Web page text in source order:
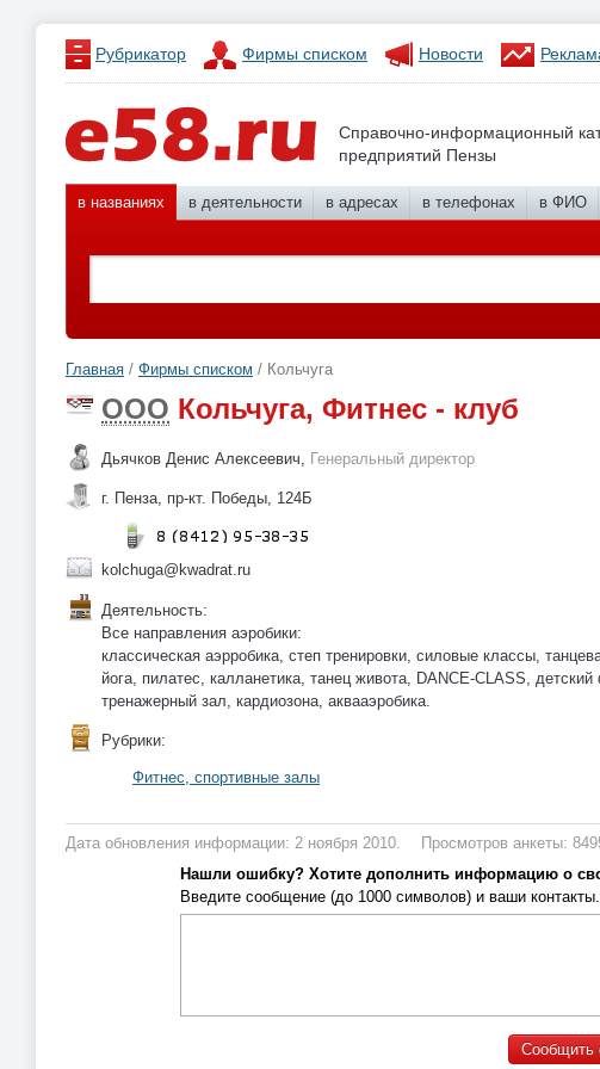
Рубрикатор Фирмы списком Новости
Справочно-информационный
предприятий Пензы
в названиях в деятельности в адресах в телефонах в ФИО
Главная / Фирмы списком / Кольчуга
ООО Кольчуга, Фитнес - клуб
Дьячков Денис Алексеевич, Генеральный директор
г. Пенза, пр-кт. Победы, 124Б
kolchuga@kwadrat.ru
Деятельность:
Все направления аэробики:
классическая аэрробика, степ тренировки, силовые классы,
йога, пилатес, калланетика, танец живота, DANCE-CLASS, детский
тренажерный зал, кардиозона, аквааэробика.
Рубрики:
Фитнес, спортивные залы
Дата обновления информации: 2 ноября 2010.
Просмотров анкеты:
Нашли ошибку? Хотите дополнить информацию о
Введите сообщение (до 1000 символов) и ваши